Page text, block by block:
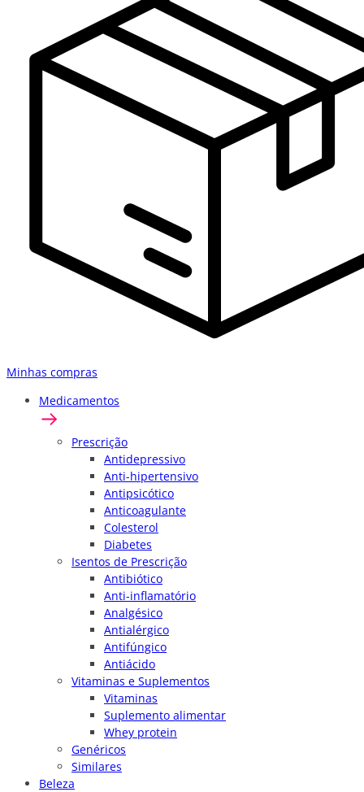
Minhas compras
Medicamentos
Prescrição
Antidepressivo
Anti-hipertensivo
Antipsicótico
Anticoagulante
Colesterol
Diabetes
Isentos de Prescrição
Antibiótico
Anti-inflamatório
Analgésico
Antialérgico
Antifúngico
Antiácido
Vitaminas e Suplementos
Vitaminas
Suplemento alimentar
Whey protein
Genéricos
Similares
Beleza